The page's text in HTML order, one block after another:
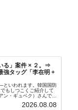
る」案件 × ２。⇒
強タッグ「李在明 +
いわれます。韓国国防
もしつこくご紹介して
ン・ギュベク）さんで
在明（イ・ジェミョン）
り」の国防部長官安圭伯
2026.08.08